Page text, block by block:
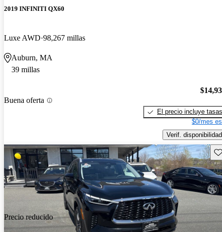
2019 INFINITI QX60
Luxe AWD 98,267 millas
Auburn, MA
39 millas
Buena oferta
El precio incluye tasas
$0/mes
Verif. disponibilidad
Precio reducido